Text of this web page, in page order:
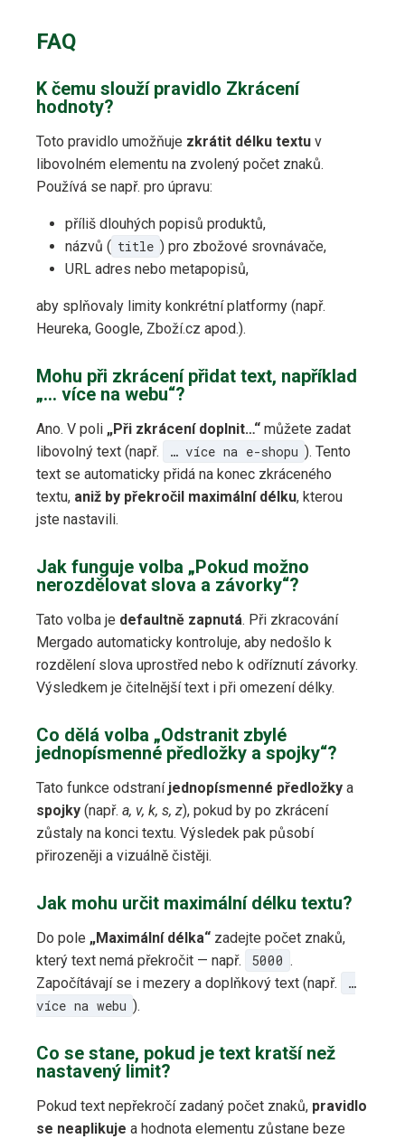
FAQ
K čemu slouží pravidlo Zkrácení
hodnoty?
Toto pravidlo umožňuje zkrátit délku textu v
libovolném elementu na zvolený počet znaků.
Používá se např. pro úpravu:
příliš dlouhých popisů produktů,
názvů ( title ) pro zbožové srovnávače,
URL adres nebo metapopisů,
aby splňovaly limity konkrétní platformy (např.
Heureka, Google, Zboží.cz apod.).
Mohu při zkrácení přidat text, například
„… více na webu“?
Ano. V poli „Při zkrácení doplnit…“ můžete zadat
libovolný text (např.
… více na e-shopu ). Tento
text se automaticky přidá na konec zkráceného
textu, aniž by překročil maximální délku, kterou
jste nastavili.
Jak funguje volba „Pokud možno
nerozdělovat slova a závorky“?
Tato volba je defaultně zapnutá. Při zkracování
Mergado automaticky kontroluje, aby nedošlo k
rozdělení slova uprostřed nebo k odříznutí závorky.
Výsledkem je čitelnější text i při omezení délky.
Co dělá volba „Odstranit zbylé
jednopísmenné předložky a spojky“?
Tato funkce odstraní jednopísmenné předložky a
spojky (např. a, v, k, s, z), pokud by po zkrácení
zůstaly na konci textu. Výsledek pak působí
přirozeněji a vizuálně čistěji.
Jak mohu určit maximální délku textu?
Do pole „Maximální délka“ zadejte počet znaků,
který text nemá překročit — např.
5000 .
Započítávají se i mezery a doplňkový text (např.
…
více na webu ).
Co se stane, pokud je text kratší než
nastavený limit?
Pokud text nepřekročí zadaný počet znaků, pravidlo
se neaplikuje a hodnota elementu zůstane beze